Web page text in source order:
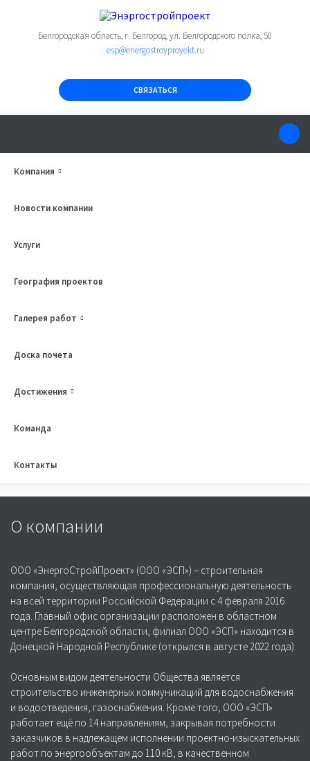
Белгородская область, г. Белгород, ул. Белгородского полка, 50
esp@energostroyproyekt.ru
СВЯЗАТЬСЯ
Компания
Новости компании
Услуги
География проектов
Галерея работ
Доска почета
Достижения
Команда
Контакты
О компании
ООО «ЭнергоСтройПроект» (ООО «ЭСП») – строительная
компания, осуществляющая профессиональную деятельность
на всей территории Российской Федерации с 4 февраля 2016
года. Главный офис организации расположен в областном
центре Белгородской области, филиал ООО «ЭСП» находится в
Донецкой Народной Республике (открылся в августе 2022 года).
Основным видом деятельности Общества является
строительство инженерных коммуникаций для водоснабжения
и водоотведения, газоснабжения. Кроме того, ООО «ЭСП»
работает ещё по 14 направлениям, закрывая потребности
заказчиков в надлежащем исполнении проектно-изыскательных
работ по энергообъектам до 110 кВ, в качественном